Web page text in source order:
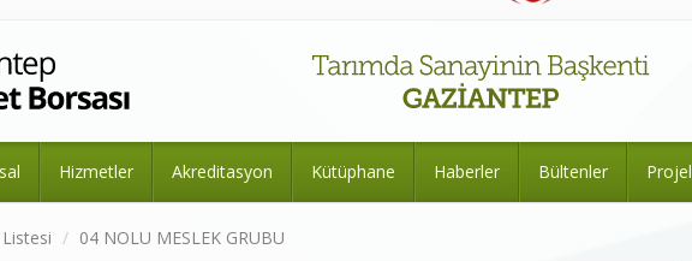
Hizmetler Akreditasyon Kütüphane Haberler Bültenler
04 NOLU MESLEK GRUBU